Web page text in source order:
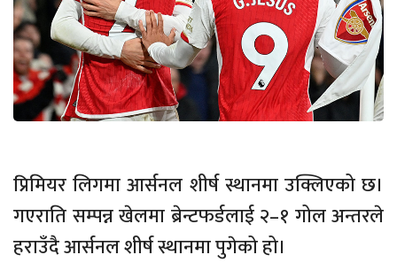
प्रिमियर लिगमा आर्सनल शीर्ष स्थानमा उक्लिएको छ।
गएराति सम्पन्न खेलमा ब्रेन्टफर्डलाई २–१ गोल अन्तरले
हराउँदै आर्सनल शीर्ष स्थानमा पुगेको हो।